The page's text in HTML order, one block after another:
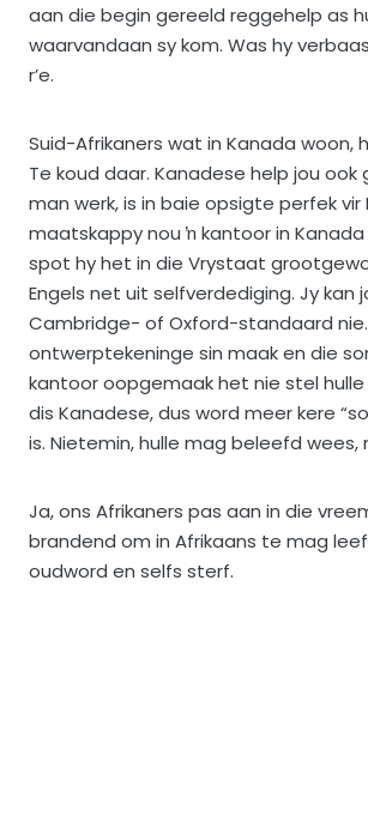
aan die begin gereeld reggehelp as
waarvandaan sy kom. Was hy
r’e.
Suid-Afrikaners wat in Kanada
Te koud daar. Kanadese help jou
man werk, is in baie opsigte perfek
maatskappy nou ŉ kantoor in
spot hy het in die Vrystaat
Engels net uit selfverdediging. Jy kan
Cambridge- of Oxford-standaard
ontwerptekeninge sin maak en die
kantoor oopgemaak het nie stel
dis Kanadese, dus word meer kere
is. Nietemin, hulle mag beleefd
Ja, ons Afrikaners pas aan in die
brandend om in Afrikaans te mag
oudword en selfs sterf.